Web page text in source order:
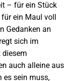
– für ein Stück
für ein Maul voll
Gedanken an
sich im
auch alleine aus
es sein muss,